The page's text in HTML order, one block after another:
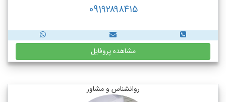
091۹۲۸۹۸۴۱۵
مشاهده پروفایل
روانشناس و مشاور